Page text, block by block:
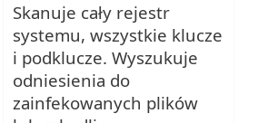
Skanuje cały rejestr
systemu, wszystkie klucze
i podklucze. Wyszukuje
odniesienia do
zainfekowanych plików